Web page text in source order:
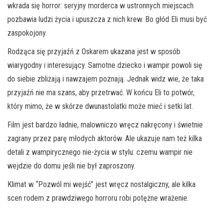
wkrada się horror: seryjny morderca w ustronnych miejscach
pozbawia ludzi życia i upuszcza z nich krew. Bo głód Eli musi być
zaspokojony.
Rodząca się przyjaźń z Oskarem ukazana jest w sposób
wiarygodny i interesujący. Samotne dziecko i wampir powoli się
do siebie zbliżają i nawzajem poznają. Jednak widz wie, że taka
przyjaźń nie ma szans, aby przetrwać. W końcu Eli to potwór,
który mimo, że w skórze dwunastolatki może mieć i setki lat.
Film jest bardzo ładnie, malowniczo wręcz nakręcony i świetnie
zagrany przez parę młodych aktorów. Ale ukazuje nam też kilka
detali z wampirycznego nie-życia w stylu: czemu wampir nie
wejdzie do domu jeśli nie był zaproszony.
Klimat w “Pozwól mi wejść” jest wręcz nostalgiczny, ale kilka
scen rodem z prawdziwego horroru robi potężne wrażenie.